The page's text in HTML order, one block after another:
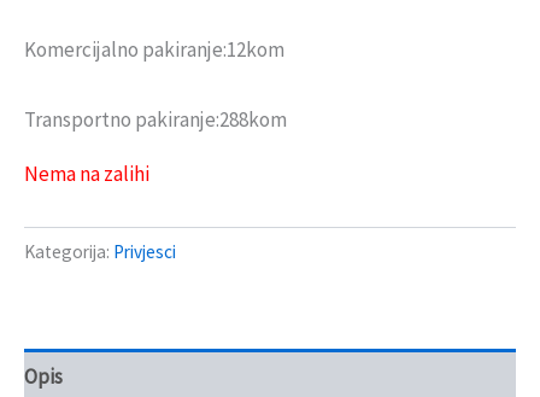
Komercijalno pakiranje:12kom
Transportno pakiranje:288kom
Nema na zalihi
Kategorija: Privjesci
Opis